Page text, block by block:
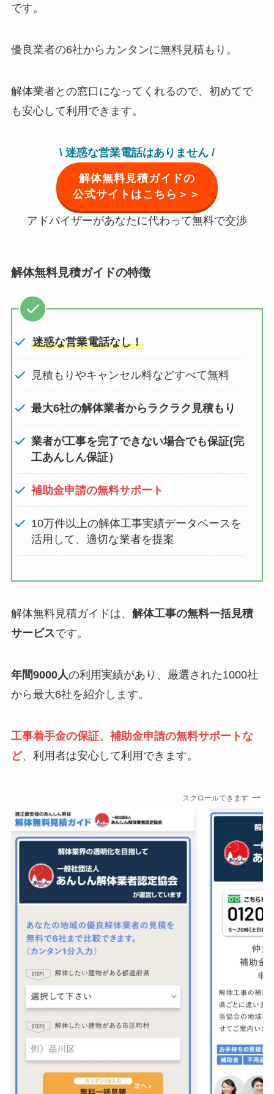
です。
優良業者の6社からカンタンに無料見積もり。
解体業者との窓口になってくれるので、初めてで
も安心して利用できます。
\ 迷惑な営業電話はありません /
解体無料見積ガイドの
公式サイトはこちら＞＞
アドバイザーがあなたに代わって無料で交渉
解体無料見積ガイドの特徴
迷惑な営業電話なし！
見積もりやキャンセル料などすべて無料
最大6社の解体業者からラクラク見積もり
業者が工事を完了できない場合でも保証(完
工あんしん保証）
補助金申請の無料サポート
10万件以上の解体工事実績データベースを
活用して、適切な業者を提案
解体無料見積ガイドは、 解体工事の無料一括見積
サービスです。
年間9000人の利用実績があり、厳選された1000社
から最大6社を紹介します。
工事着手金の保証、補助金申請の無料サポートな
ど、利用者は安心して利用できます。
スクロールできます